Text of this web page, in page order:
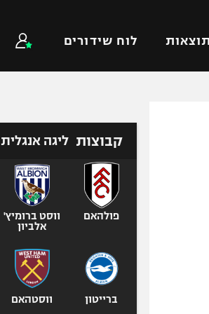
תוצאות לוח שידורים
טניס
כדוריד
כדורעף
שחייה
ג'ודו
אגרוף
ספורט אולימפי
קבוצות ליגה אנגלית
פולהאם
ווסט ברומיץ'
אלביון
ברייטון ווסטהאם